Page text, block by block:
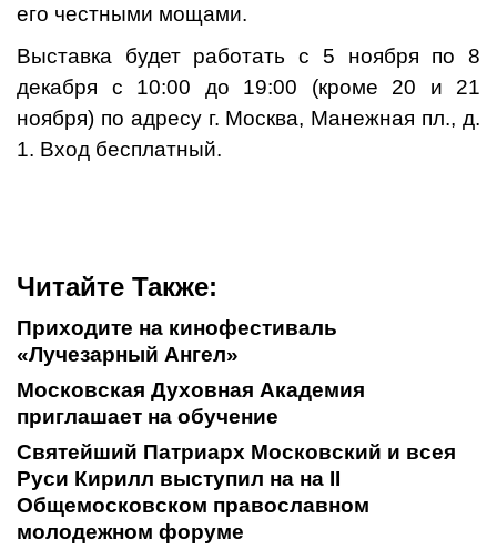
его честными мощами.
Выставка будет работать с 5 ноября по 8
декабря с 10:00 до 19:00 (кроме 20 и 21
ноября) по адресу г. Москва, Манежная пл., д.
1. Вход бесплатный.
Читайте Также:
Приходите на кинофестиваль
«Лучезарный Ангел»
Московская Духовная Академия
приглашает на обучение
Святейший Патриарх Московский и всея
Руси Кирилл выступил на на II
Общемосковском православном
молодежном форуме